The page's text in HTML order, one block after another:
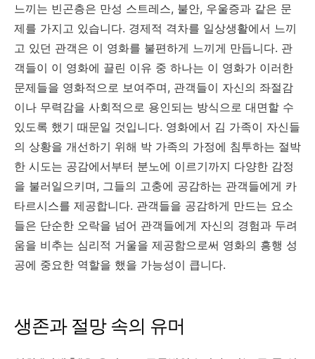
느끼는 빈곤층은 만성 스트레스, 불안, 우울증과 같은 문
제를 가지고 있습니다. 경제적 격차를 일상생활에서 느끼
고 있던 관객은 이 영화를 불편하게 느끼게 만듭니다. 관
객들이 이 영화에 끌린 이유 중 하나는 이 영화가 이러한
문제들을 영화적으로 보여주며, 관객들이 자신의 좌절감
이나 무력감을 사회적으로 용인되는 방식으로 대면할 수
있도록 했기 때문일 것입니다. 영화에서 김 가족이 자신들
의 상황을 개선하기 위해 박 가족의 가정에 침투하는 절박
한 시도는 공감에서부터 분노에 이르기까지 다양한 감정
을 불러일으키며, 그들의 고충에 공감하는 관객들에게 카
타르시스를 제공합니다. 관객들을 공감하게 만드는 요소
들은 단순한 오락을 넘어 관객들에게 자신의 경험과 두려
움을 비추는 심리적 거울을 제공함으로써 영화의 흥행 성
공에 중요한 역할을 했을 가능성이 큽니다.
생존과 절망 속의 유머